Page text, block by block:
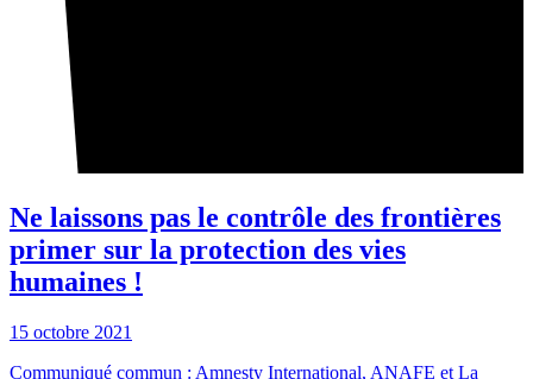
Ne laissons pas le contrôle des frontières
primer sur la protection des vies
humaines !
15 octobre 2021
Communiqué commun : Amnesty International, ANAFE et La